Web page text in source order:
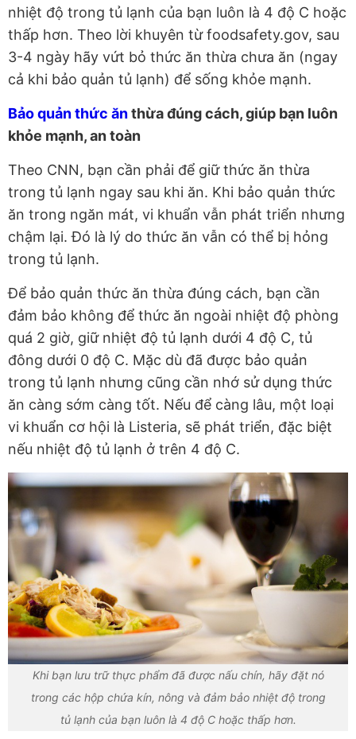
nhiệt độ trong tủ lạnh của bạn luôn là 4 độ C hoặc
thấp hơn. Theo lời khuyên từ foodsafety.gov, sau
3-4 ngày hãy vứt bỏ thức ăn thừa chưa ăn (ngay
cả khi bảo quản tủ lạnh) để sống khỏe mạnh.
Bảo quản thức ănthừa đúng cách, giúp bạn luôn
khỏe mạnh, an toàn
Theo CNN, bạn cần phải để giữ thức ăn thừa
trong tủ lạnh ngay sau khi ăn. Khi bảo quản thức
ăn trong ngăn mát, vi khuẩn vẫn phát triển nhưng
chậm lại. Đó là lý do thức ăn vẫn có thể bị hỏng
trong tủ lạnh.
Để bảo quản thức ăn thừa đúng cách, bạn cần
đảm bảo không để thức ăn ngoài nhiệt độ phòng
quá 2 giờ, giữ nhiệt độ tủ lạnh dưới 4 độ C, tủ
đông dưới 0 độ C. Mặc dù đã được bảo quản
trong tủ lạnh nhưng cũng cần nhớ sử dụng thức
ăn càng sớm càng tốt. Nếu để càng lâu, một loại
vi khuẩn cơ hội là Listeria, sẽ phát triển, đặc biệt
nếu nhiệt độ tủ lạnh ở trên 4 độ C.
Khi bạn lưu trữ thực phẩm đã được nấu chín, hãy đặt nó
trong các hộp chứa kín, nông và đảm bảo nhiệt độ trong
tủ lạnh của bạn luôn là 4 độ C hoặc thấp hơn.